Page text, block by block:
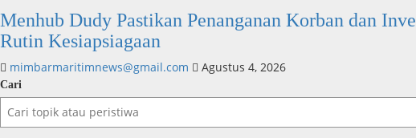
Menhub Dudy Pastikan Penanganan Korban dan
Rutin Kesiapsiagaan
mimbarmaritimnews@gmail.com Agustus 4, 2026
Cari